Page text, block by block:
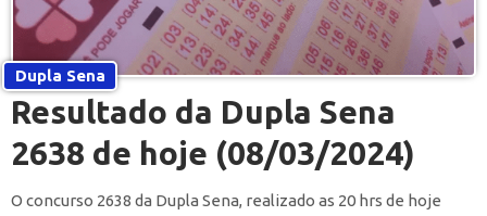
Dupla Sena
Resultado da Dupla Sena
2638 de hoje (08/03/2024)
O concurso 2638 da Dupla Sena, realizado as 20 hrs de hoje